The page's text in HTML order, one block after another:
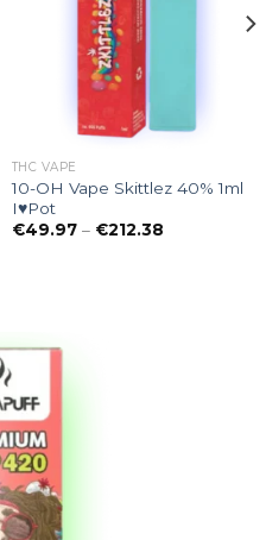
THC VAPE
10-OH Vape Skittlez 40% 1ml
I♥Pot
€49.97 – €212.38Preisspanne: